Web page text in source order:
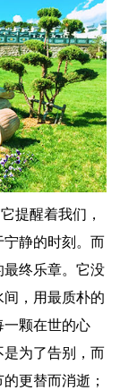
提醒着我们，
静的时刻。而
最终乐章。它没
，用最质朴的
一颗在世的心
是为了告别，而
更替而消逝；